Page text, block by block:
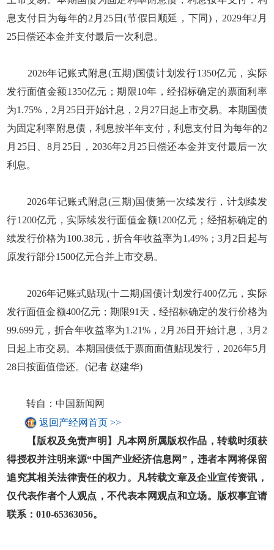
息支付日为每年的2月25日(节假日顺延，下同)，2029年2月
25日偿还本金并支付最后一次利息。
2026年记账式附息(五期)国债计划发行1350亿元，实际
发行面值金额1350亿元；期限10年，经招标确定的票面利率
为1.75%，2月25日开始计息，2月27日起上市交易。本期国债
为固定利率附息债，利息按半年支付，利息支付日为每年的2
月25日、8月25日，2036年2月25日偿还本金并支付最后一次
利息。
2026年记账式附息(三期)国债第一次续发行，计划续发
行1200亿元，实际续发行面值金额1200亿元；经招标确定的
续发行价格为100.38元，折合年收益率为1.49%；3月2日起与
原发行部分1500亿元合并上市交易。
2026年记账式贴现(十二期)国债计划发行400亿元，实际
发行面值金额400亿元；期限91天，经招标确定的发行价格为
99.699元，折合年收益率为1.21%，2月26日开始计息，3月2
日起上市交易。本期国债低于票面面值贴现发行，2026年5月
28日按面值偿还。(记者 赵建华)
转自：中国新闻网
返回产经网首页 >>
【版权及免责声明】凡本网所属版权作品，转载时须获
得授权并注明来源“中国产业经济信息网”，违者本网将保留
追究其相关法律责任的权力。凡转载文章及企业宣传资讯，
仅代表作者个人观点，不代表本网观点和立场。版权事宜请
联系：010-65363056。